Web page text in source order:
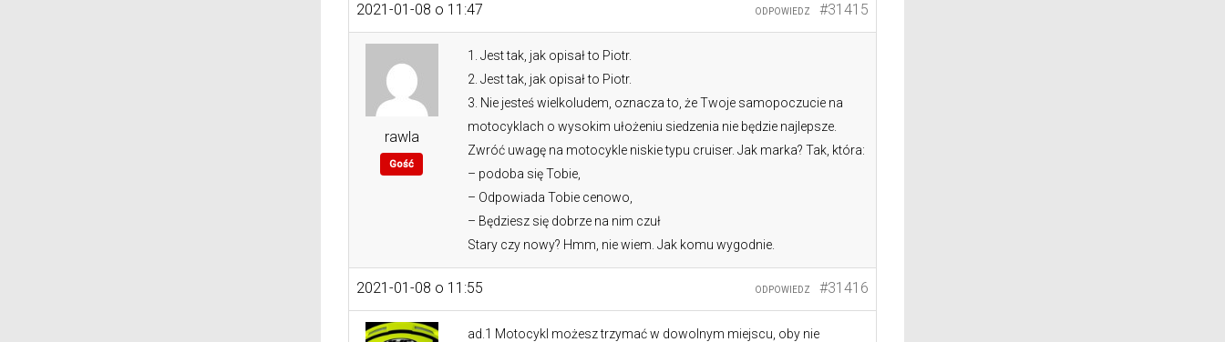
2021-01-08 o 11:47 #31415
ODPOWIEDZ
rawla
Gość
1. Jest tak, jak opisał to Piotr.
2. Jest tak, jak opisał to Piotr.
3. Nie jesteś wielkoludem, oznacza to, że Twoje samopoczucie na
motocyklach o wysokim ułożeniu siedzenia nie będzie najlepsze.
Zwróć uwagę na motocykle niskie typu cruiser. Jak marka? Tak, która:
– podoba się Tobie,
– Odpowiada Tobie cenowo,
– Będziesz się dobrze na nim czuł
Stary czy nowy? Hmm, nie wiem. Jak komu wygodnie.
2021-01-08 o 11:55 #31416
ODPOWIEDZ
ad.1 Motocykl możesz trzymać w dowolnym miejscu, oby nie